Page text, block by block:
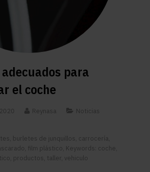
para
el coche
Reynasa
Noticias
burletes de junquillos carrocería
film plástico Keywords: coche
productos taller vehiculo